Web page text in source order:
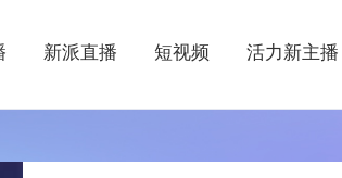
新派直播 短视频 活力新主播